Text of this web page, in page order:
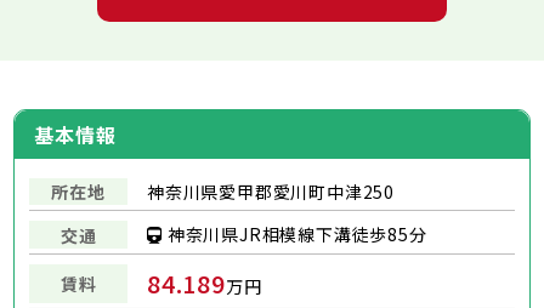
基本情報
所在地
神奈川県愛甲郡愛川町中津250
交通
神奈川県JR相模線下溝徒歩85分
賃料 84.189万円